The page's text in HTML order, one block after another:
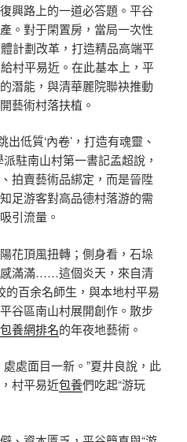
興路上的一道必答題。平谷
。對于閑置房，當局一次性
計劃改革，打造精品高端平
村平易近。在此基本上，平
潛能，與清華麗院聯袂推動
藝術村落扶植。
出低質‘內卷’，打造有魂靈、
駐南山村第一書記孟超說，
拍賣藝術品綁定，而是晉陞
足游客對高品德村落游的需
引流量。
花頂風扭轉；側身看，石垛
感滿滿……這個炎天，來自清
百余名師生，與本地村平易
谷區南山村展開創作。散步
包養網排名的年夜地藝術。
處面目一新。”夏井良說，此
村平易近包養們吃起“游玩